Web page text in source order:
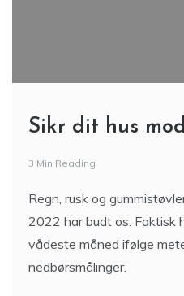
Sikr dit hus
3 Min Reading
Regn, rusk og
2022 har budt os. Faktisk
vådeste måned ifølge
nedbørsmålinger.